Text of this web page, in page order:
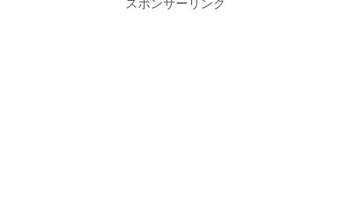
スポンサーリンク